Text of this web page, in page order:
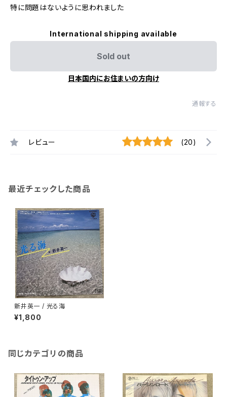
特に問題はないように思われました
International shipping available
Sold out
日本国内にお住まいの方向け
通報する
レビュー (20)
最近チェックした商品
新井英一 / 光る海
¥1,800
同じカテゴリの商品